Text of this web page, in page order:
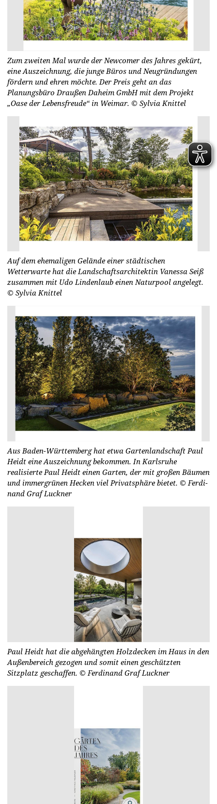
Zum zweiten Mal wurde der Newcomer des Jahres gekürt,
eine Auszeichnung, die junge Büros und Neugründungen
fördern und ehren möchte. Der Preis geht an das
Planungsbüro Draußen Daheim GmbH mit dem Projekt
„Oase der Lebensfreude“ in Weimar. © Syl­via Knit­tel
Auf dem ehemaligen Gelände einer städtischen
Wetterwarte hat die Landschaftsarchitektin Vanessa Seiß
zusammen mit Udo Lindenlaub einen Naturpool angelegt.
© Syl­via Knit­tel
Aus Baden-Württemberg hat etwa Gartenlandschaft Paul
Heidt eine Auszeichnung bekommen. In Karlsruhe
realisierte Paul Heidt einen Garten, der mit großen Bäumen
und immergrünen Hecken viel Privatsphäre bietet. © Fer­di­
nand Graf Luck­ner
Paul Heidt hat die abgehängten Holzdecken im Haus in den
Außenbereich gezogen und somit einen geschützten
Sitzplatz geschaffen. © Fer­di­nand Graf Luck­ner